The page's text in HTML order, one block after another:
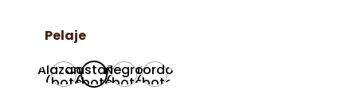
Pelaje
Alazano
(bote
Castaño
(bote
Negro
(bote
Tordo
(bote